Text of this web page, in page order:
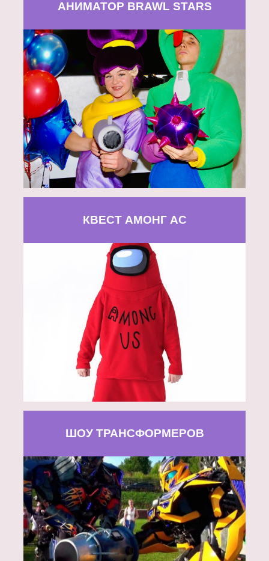
АНИМАТОР BRAWL STARS
КВЕСТ АМОНГ АС
ШОУ ТРАНСФОРМЕРОВ